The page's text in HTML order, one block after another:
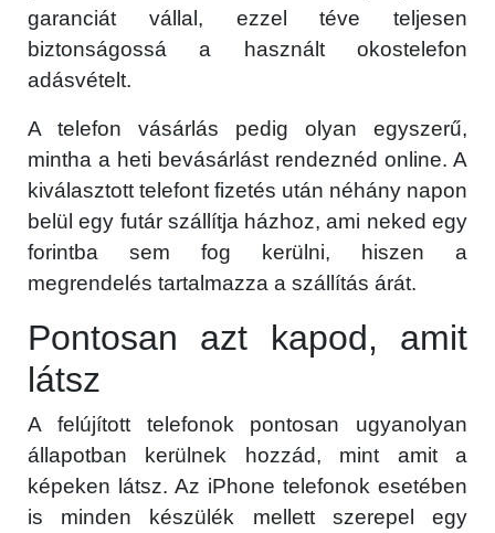
garanciát vállal, ezzel téve teljesen
biztonságossá a használt okostelefon
adásvételt.
A telefon vásárlás pedig olyan egyszerű,
mintha a heti bevásárlást rendeznéd online. A
kiválasztott telefont fizetés után néhány napon
belül egy futár szállítja házhoz, ami neked egy
forintba sem fog kerülni, hiszen a
megrendelés tartalmazza a szállítás árát.
Pontosan azt kapod, amit
látsz
A felújított telefonok pontosan ugyanolyan
állapotban kerülnek hozzád, mint amit a
képeken látsz. Az iPhone telefonok esetében
is minden készülék mellett szerepel egy